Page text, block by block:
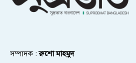
সম্পাদক :রুশো মাহমুদ